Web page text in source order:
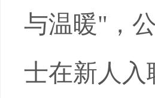
与温暖" ，
士在新人入